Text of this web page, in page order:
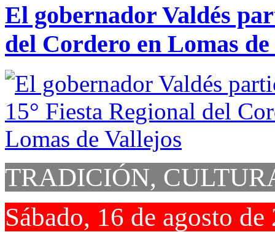
El gobernador Valdés
del Cordero en Lomas
TRADICIÓN,
Sábado, 16 de agosto de